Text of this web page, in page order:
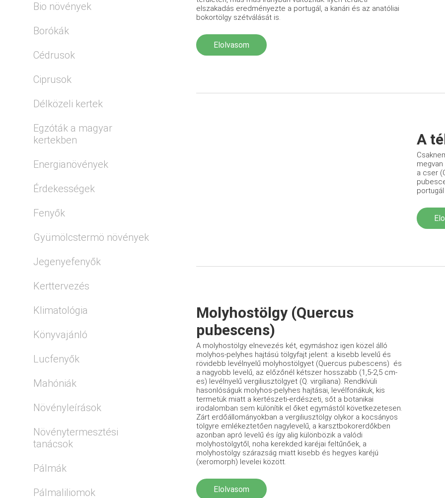
Bio növények
Borókák
Cédrusok
Ciprusok
Délközeli kertek
Egzóták a magyar
kertekben
Energianövények
Érdekességek
Fenyők
Gyümölcstermö növények
Jegenyefenyők
Kerttervezés
Klimatológia
Könyvajánló
Lucfenyők
Mahóniák
Növényleírások
Növénytermesztési
tanácsok
Pálmák
Pálmaliliomok
elszakadás eredményezte a portugál, a kanári és az anatóliai
bokortölgy szétválását is.
Elolvasom
A
a cser
Molyhostölgy (Quercus
pubescens)
A molyhostölgy elnevezés két, egymáshoz igen közel álló
molyhos-pelyhes hajtású tölgyfajt jelent: a kisebb levelű és
rövidebb levélnyelű molyhostölgyet (Quercus pubescens) és
a nagyobb levelű, az előzőnél kétszer hosszabb (1,5-2,5 cm-
es) levélnyelű vergiliusztölgyet (Q. virgiliana). Rendkívüli
hasonlóságuk molyhos-pelyhes hajtásai, levélfonákuk, kis
termetük miatt a kertészeti-erdészeti, sőt a botanikai
irodalomban sem különítik el őket egymástól következetesen.
Zárt erdőállományokban a vergiliusztölgy olykor a kocsányos
tölgyre emlékeztetően nagylevelű, a karsztbokorerdőkben
azonban apró levelű és így alig különbözik a valódi
molyhostölgytől, noha kerekded karéjai feltűnőek, a
molyhostölgy szárazság miatt kisebb és hegyes karéjú
(xeromorph) levelei között.
Elolvasom